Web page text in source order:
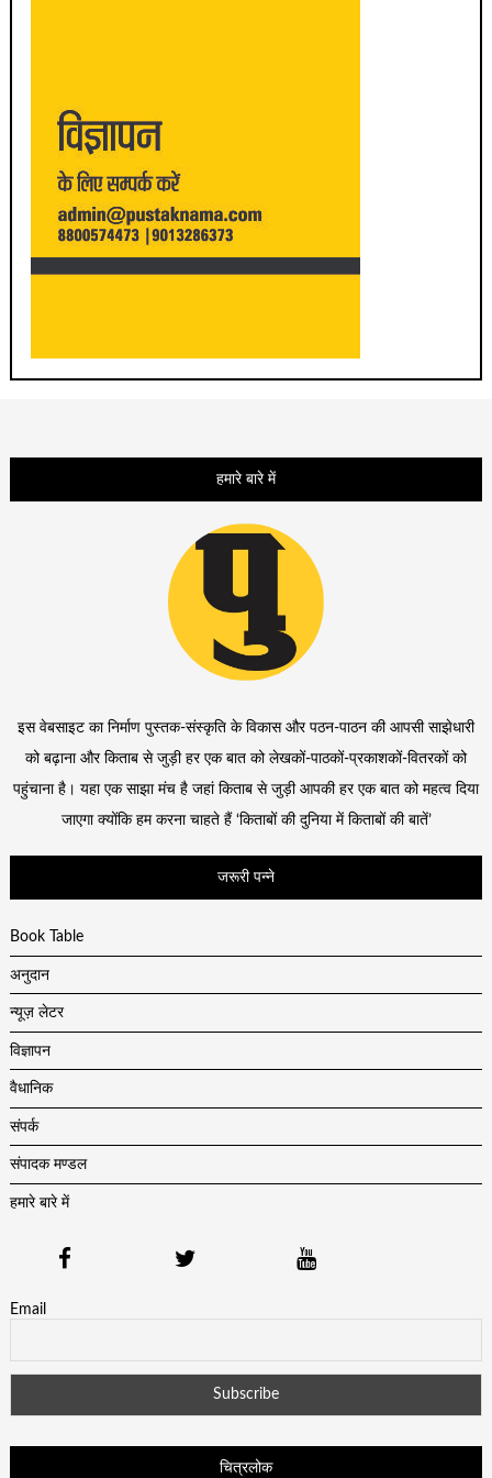
हमारे बारे में
इस वेबसाइट का निर्माण पुस्तक-संस्कृति के विकास और पठन-पाठन की आपसी साझेधारी
को बढ़ाना और किताब से जुड़ी हर एक बात को लेखकों-पाठकों-प्रकाशकों-वितरकों को
पहुंचाना है। यहा एक साझा मंच है जहां किताब से जुड़ी आपकी हर एक बात को महत्व दिया
जाएगा क्योंकि हम करना चाहते हैं ‘किताबों की दुनिया में किताबों की बातें’
जरूरी पन्ने
Book Table
अनुदान
न्यूज़ लेटर
विज्ञापन
वैधानिक
संपर्क
संपादक मण्डल
हमारे बारे में
Email
चित्रलोक